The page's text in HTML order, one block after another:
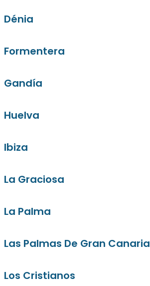
Dénia
Formentera
Gandía
Huelva
Ibiza
La Graciosa
La Palma
Las Palmas De Gran Canaria
Los Cristianos